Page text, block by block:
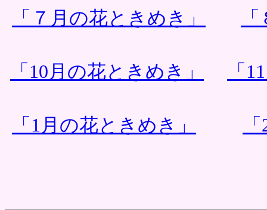
「７月の花ときめき」
「10月の花ときめき」 「
「1月の花ときめき」